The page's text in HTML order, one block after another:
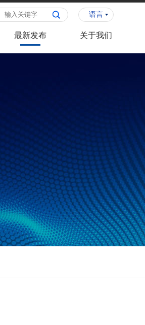
语言
最新发布 关于我们